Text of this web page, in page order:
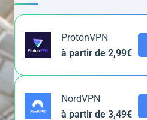
ProtonVPN
à partir de 2,99€
NordVPN
à partir de 3,49€